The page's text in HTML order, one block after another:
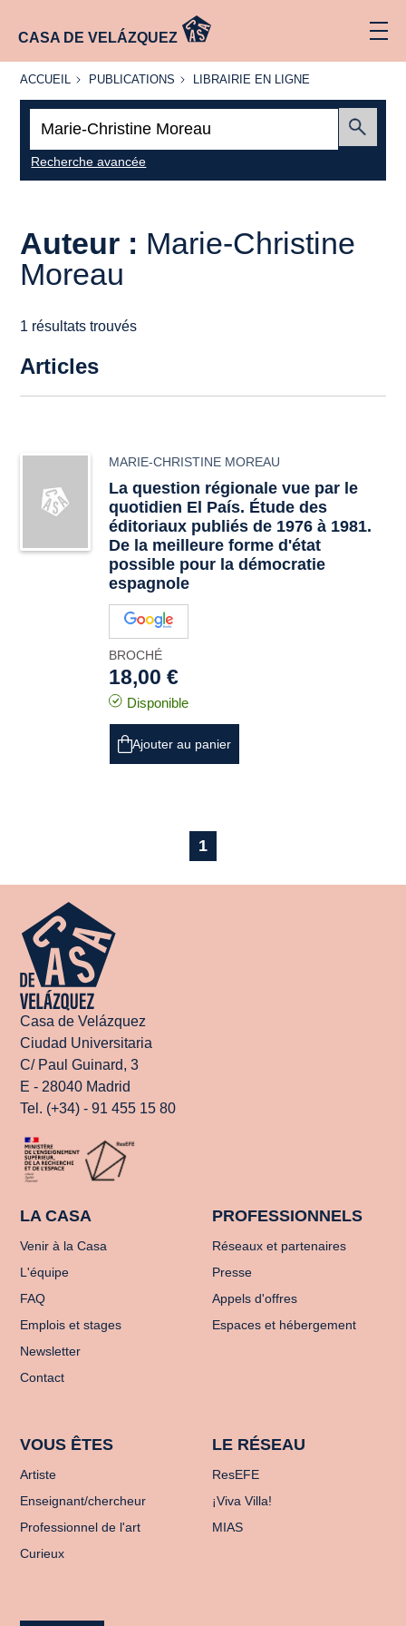
CASA DE VELÁZQUEZ
ACCUEIL
ACCUEIL PUBLICATIONS
PUBLICATIONS
LIBRAIRIE
LIBRAIRIE EN LIGNE
Recherche avancée
Auteur : Marie-Christine
Moreau
1 résultats trouvés
Articles
MARIE-CHRISTINE MOREAU
La question régionale vue par le
quotidien El País. Étude des
éditoriaux publiés de 1976 à 1981.
De la meilleure forme d'état
possible pour la démocratie
espagnole
BROCHÉ
18,00 €
Disponible
Ajouter au panier
1
Casa de Velázquez
Ciudad Universitaria
C/ Paul Guinard, 3
E - 28040 Madrid
Tel. (+34) - 91 455 15 80
LA CASA
Venir à la Casa
L'équipe
FAQ
Emplois et stages
Newsletter
Contact
PROFESSIONNELS
Réseaux et partenaires
Presse
Appels d'offres
Espaces et hébergement
VOUS ÊTES
Artiste
Enseignant/chercheur
Professionnel de l'art
Curieux
LE RÉSEAU
ResEFE
¡Viva Villa!
MIAS